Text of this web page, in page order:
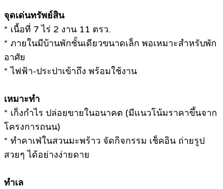
จุดเด่นทรัพย์สิน
* เนื้อที่ 7 ไร่ 2 งาน 11 ตรว.
* ภายในมีบ้านพักชั้นเดียวขนาดเล็ก พอเหมาะสำหรับพัก
อาศัย
* ไฟฟ้า-ประปาเข้าถึง พร้อมใช้งาน
เหมาะทำ
* เก็งกำไร ปล่อยขายในอนาคต (มีแนวโน้มราคาขึ้นจาก
โครงการถนน)
* ทำคาเฟ่ในสวนมะพร้าว จัดกิจกรรม เช็คอิน ถ่ายรูป
สวยๆ ได้อย่างง่ายดาย
ทำเล